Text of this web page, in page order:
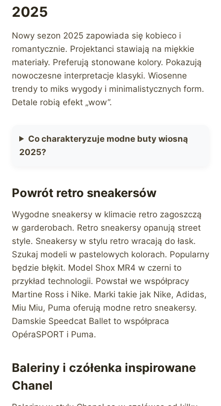
2025
Nowy sezon 2025 zapowiada się kobieco i
romantycznie. Projektanci stawiają na miękkie
materiały. Preferują stonowane kolory. Pokazują
nowoczesne interpretacje klasyki. Wiosenne
trendy to miks wygody i minimalistycznych form.
Detale robią efekt „wow”.
Co charakteryzuje modne buty wiosną
2025?
Powrót retro sneakersów
Wygodne sneakersy w klimacie retro zagoszczą
w garderobach. Retro sneakersy opanują street
style. Sneakersy w stylu retro wracają do łask.
Szukaj modeli w pastelowych kolorach. Popularny
będzie błękit. Model Shox MR4 w czerni to
przykład technologii. Powstał we współpracy
Martine Ross i Nike. Marki takie jak Nike, Adidas,
Miu Miu, Puma oferują modne retro sneakersy.
Damskie Speedcat Ballet to współpraca
OpéraSPORT i Puma.
Baleriny i czółenka inspirowane
Chanel